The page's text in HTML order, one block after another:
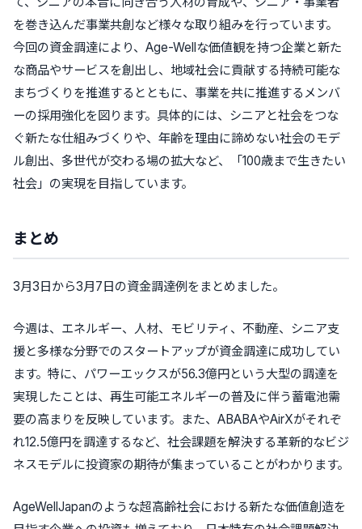
を巻き込んだ事業共創など様々な取り組みを行っています。
今回の資金調達により、Age-Wellな価値観を持つ企業と新た
な商品やサービスを創出し、地域社会に貢献する持続可能な
まちづくりを推進するとともに、事業を共に推進するメンバ
ーの採用強化を図ります。具体的には、シニアと社会をつな
ぐ新たな仕組みづくりや、年齢を理由に諦めない社会のモデ
ル創出、多世代が交わる場の拡大など、「100歳まで生きたい
社会」の実現を目指しています。
まとめ
3月3日から3月7日の資金調達例をまとめました。
今週は、エネルギー、人材、モビリティ、不動産、シニア支
援と多様な分野でのスタートアップが資金調達に成功してい
ます。特に、パワーエックスが56.3億円という大型の調達を
実現したことは、再生可能エネルギーの普及に伴う蓄電池需
要の高まりを反映しています。また、ABABAやAirXがそれぞ
れ12.5億円を調達するなど、社会課題を解決する革新的なビジ
ネスモデルに投資家の期待が集まっていることがわかります。
AgeWellJapanのような超高齢社会における新たな価値創造を